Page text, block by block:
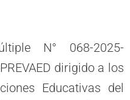
N° 068-2025-
dirigido a los
Educativas del